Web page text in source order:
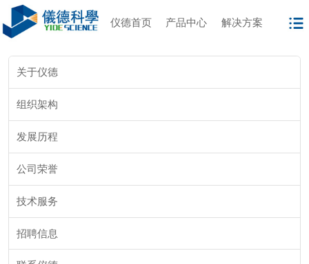
仪德首页 产品中心 解决方案
关于仪德
组织架构
发展历程
公司荣誉
技术服务
招聘信息